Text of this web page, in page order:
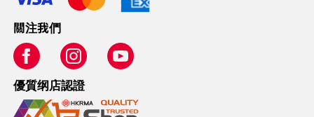
關注我們
優質纲店認證